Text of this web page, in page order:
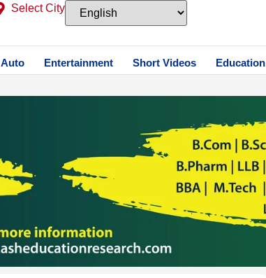
Select City
Auto Entertainment Short Videos Education